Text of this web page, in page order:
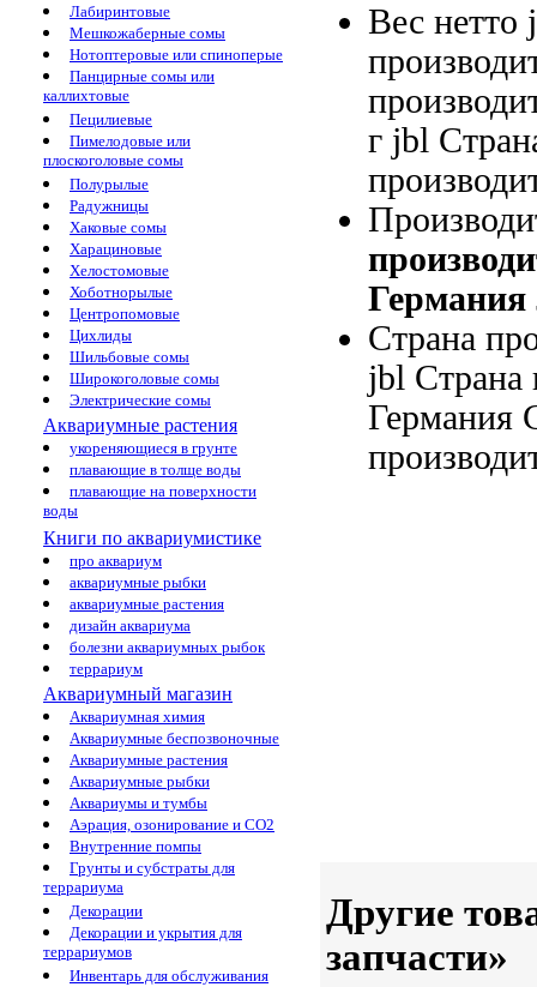
Лабиринтовые
Мешкожаберные сомы
Нотоптеровые или спиноперые
Панцирные сомы или
каллихтовые
Пецилиевые
Пимелодовые или
плоскоголовые сомы
Полурылые
Радужницы
Хаковые сомы
Харациновые
Хелостомовые
Хоботнорылые
Центропомовые
Цихлиды
Шильбовые сомы
Широкоголовые сомы
Электрические сомы
Аквариумные растения
укореняющиеся в грунте
плавающие в толще воды
плавающие на поверхности
воды
Книги по аквариумистике
про аквариум
аквариумные рыбки
аквариумные растения
дизайн аквариума
болезни аквариумных рыбок
террариум
Аквариумный магазин
Аквариумная химия
Аквариумные беспозвоночные
Аквариумные растения
Аквариумные рыбки
Аквариумы и тумбы
Аэрация, озонирование и CO2
Внутренние помпы
Грунты и субстраты для
террариума
Декорации
Декорации и укрытия для
террариумов
Инвентарь для обслуживания
Вес нетто
г jbl
Германия
Страна
jbl Страна
Германия
Другие
запчасти»